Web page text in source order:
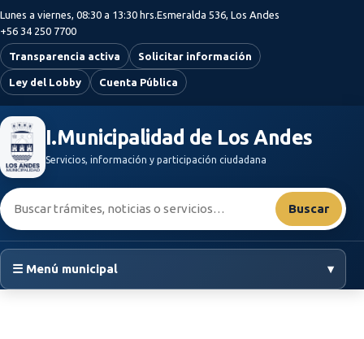
Saltar al contenido principal
Lunes a viernes, 08:30 a 13:30 hrs.Esmeralda 536, Los Andes
+56 34 250 7700
Transparencia activa Solicitar información
Ley del Lobby Cuenta Pública
I.Municipalidad de Los Andes
Servicios, información y participación ciudadana
Buscar:
Buscar
☰ Menú municipal ▾